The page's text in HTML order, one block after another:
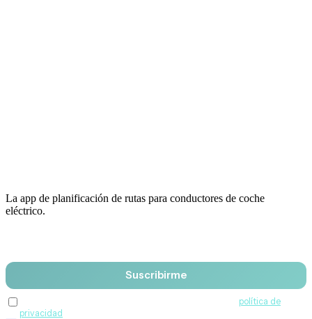
La app de planificación de rutas para conductores de coche
eléctrico.
Suscribirme
política de
privacidad